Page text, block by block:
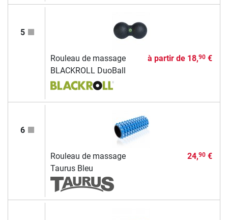
5
Rouleau de massage
BLACKROLL DuoBall
à partir de 18,90€
6
Rouleau de massage
Taurus Bleu
24,90€